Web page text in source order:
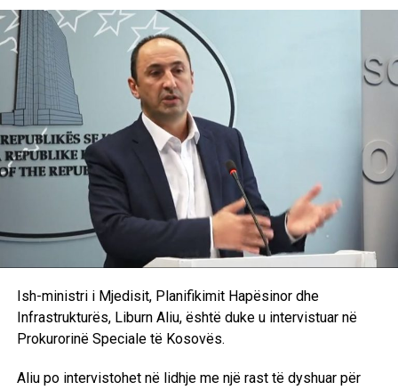
Ish-ministri i Mjedisit, Planifikimit Hapësinor dhe
Infrastrukturës, Liburn Aliu, është duke u intervistuar në
Prokurorinë Speciale të Kosovës.
Aliu po intervistohet në lidhje me një rast të dyshuar për